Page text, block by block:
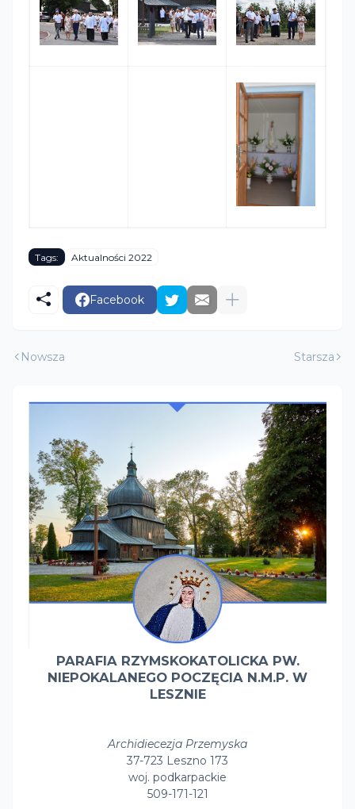
Tags: Aktualności 2022
Facebook
Nowsza Starsza
PARAFIA RZYMSKOKATOLICKA PW.
NIEPOKALANEGO POCZĘCIA N.M.P. W
LESZNIE
Archidiecezja Przemyska
37-723 Leszno 173
woj. podkarpackie
509-171-121